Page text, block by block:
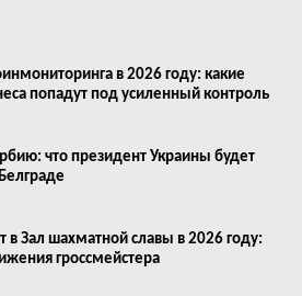
в 2026 году: какие
попадут под усиленный контроль
что президент Украины будет
в Зал шахматной славы в 2026 году:
гроссмейстера